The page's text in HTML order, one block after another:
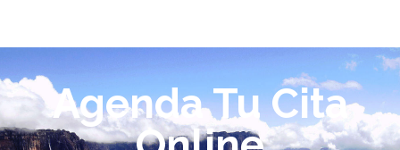
Agenda Tu Cita